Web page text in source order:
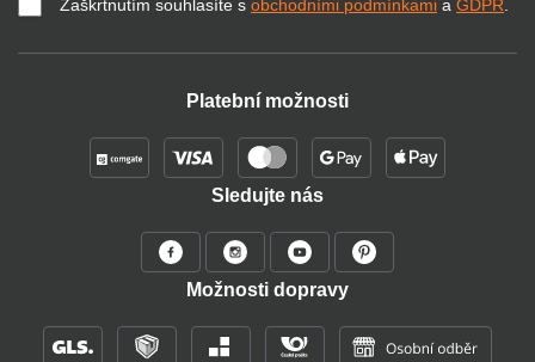
Zaškrtnutím souhlasíte s obchodními podmínkami a GDPR.
Platební možnosti
Sledujte nás
Možnosti dopravy